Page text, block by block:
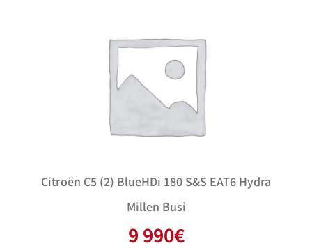
Citroën C5 (2) BlueHDi 180 S&S EAT6 Hydra
Millen Busi
9 990€